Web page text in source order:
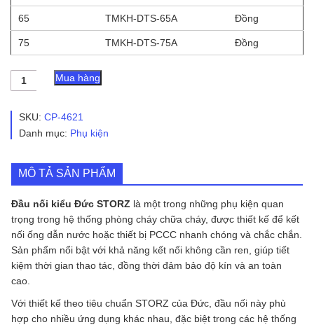
65 TMKH-DTS-65A Đồng
75 TMKH-DTS-75A Đồng
Đầu
Nối
Đức
số
Mua hàng
SKU: CP-4621
Danh mục: Phụ kiện
MÔ TẢ SẢN PHẨM
Đầu nối kiểu Đức STORZ là một trong những phụ kiện quan
trọng trong hệ thống phòng cháy chữa cháy, được thiết kế để kết
nối ống dẫn nước hoặc thiết bị PCCC nhanh chóng và chắc chắn.
Sản phẩm nổi bật với khả năng kết nối không cần ren, giúp tiết
kiệm thời gian thao tác, đồng thời đảm bảo độ kín và an toàn
cao.
Với thiết kế theo tiêu chuẩn STORZ của Đức, đầu nối này phù
hợp cho nhiều ứng dụng khác nhau, đặc biệt trong các hệ thống